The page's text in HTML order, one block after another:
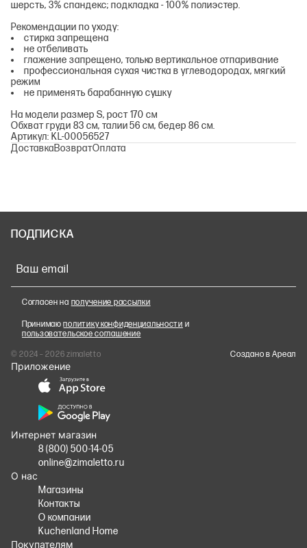
шерсть, 3% спандекс; подкладка - 100% полиэстер.
Рекомендации по уходу:
стирка запрещена
не отбеливать
глажение запрещено, только вертикальное отпаривание
профессиональная сухая чистка в углеводородах, мягкий
режим
не применять барабанную сушку
На модели размер S, рост 170 см
Обхват груди 83 см, талии 56 см, бедер 86 см.
Артикул: KL-00056527
ДоставкаВозвратОплата
ПОДПИСКА
Ваш email
Согласен на получение рассылки
Принимаюполитику конфиденциальности и
пользовательское соглашение
© 2024 – 2026 zimaletto
Cоздано в Ареал
Приложение
Интернет магазин
8 (800) 500-14-05
online@zimaletto.ru
О нас
Магазины
Контакты
О компании
Kuchenland Home
Покупателям